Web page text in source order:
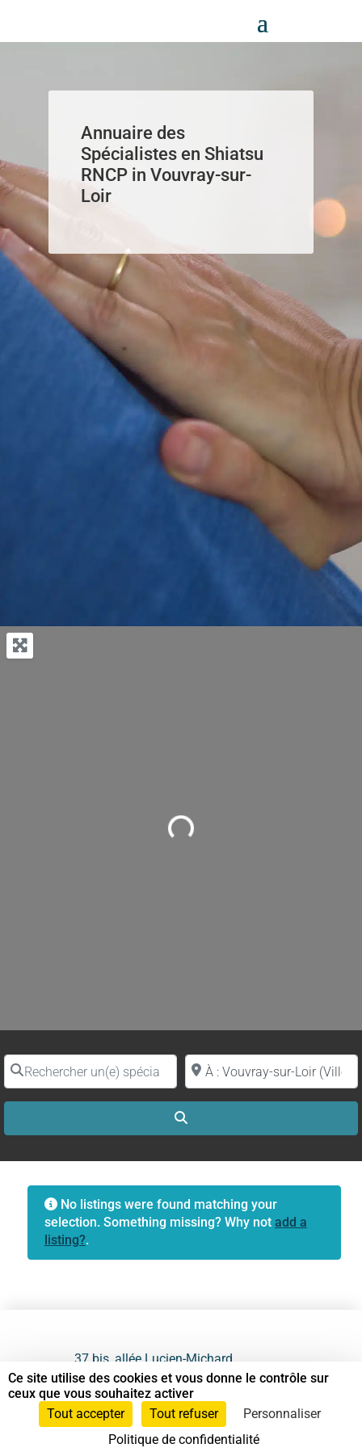
Annuaire des
Spécialistes en Shiatsu
RNCP in Vouvray-sur-
Loir
Loading...
Rechercher un(e) spécialiste par nomProche de (ville ou région)
No listings were found matching your
selection. Something missing? Why not add a
listing?.
37 bis, allée Lucien-Michard
93190 Livry-Gargan
06 61 87 28 09
Ce site utilise des cookies et vous donne le contrôle sur
ceux que vous souhaitez activer
Tout accepter
Tout refuser
Personnaliser
Politique de confidentialité